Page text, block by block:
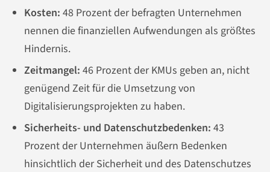
Kosten: 48 Prozent der befragten Unternehmen
nennen die finanziellen Aufwendungen als größtes
Hindernis.
Zeitmangel: 46 Prozent der KMUs geben an, nicht
genügend Zeit für die Umsetzung von
Digitalisierungsprojekten zu haben.
Sicherheits- und Datenschutzbedenken: 43
Prozent der Unternehmen äußern Bedenken
hinsichtlich der Sicherheit und des Datenschutzes